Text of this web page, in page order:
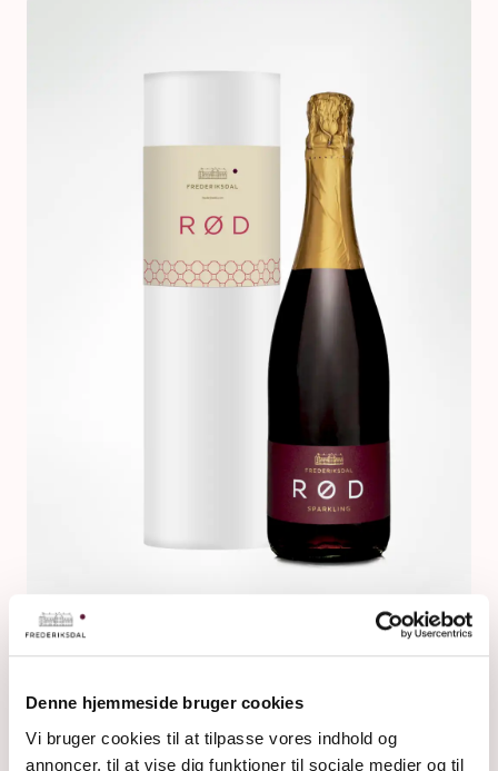
Denne hjemmeside bruger cookies
Vi bruger cookies til at tilpasse vores indhold og
annoncer, til at vise dig funktioner til sociale medier og til
RØD IN GESCHENKRÖHRE